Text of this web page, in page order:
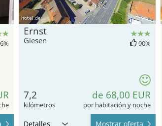
hotel.de
Ernst
Giesen 90%
7,2
kilómetros
de 68,00 EUR
por habitación y noche
Detalles Mostrar oferta